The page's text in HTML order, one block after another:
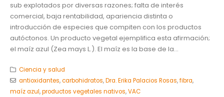
sub explotados por diversas razones; falta de interés
comercial, baja rentabilidad, apariencia distinta o
introducción de especies que compiten con los productos
autóctonos. Un producto vegetal ejemplifica esta afirmación;
el maíz azul (Zea mays L.). El maíz es la base de la...
Ciencia y salud
antioxidantes,carbohidratos,Dra. Erika Palacios Rosas,fibra,
maíz azul,productos vegetales nativos,VAC